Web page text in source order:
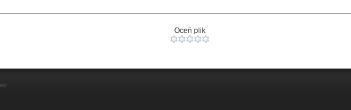
Oceń plik